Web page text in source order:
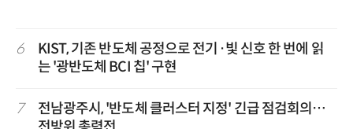
6
KIST, 기존 반도체 공정으로 전기·빛 신호 한 번에 읽
는 '광반도체 BCI 칩' 구현
7
전남광주시, '반도체 클러스터 지정' 긴급 점검회의…